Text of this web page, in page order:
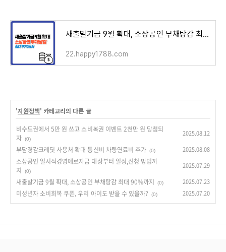
새출발기금 9월 확대, 소상공인 부채탕감 최대 90%까지
22.happy1788.com
'지원정책' 카테고리의 다른 글
비수도권에서 5만 원 쓰고 소비복권 이벤트 2천만 원 당첨되
자 (0)
2025.08.12
부담경감크레딧 사용처 확대 통신비 차량연료비 추가 (0) 2025.08.08
소상공인 일시적경영애로자금 대상부터 일정,신청 방법까
지
(0)
2025.07.29
새출발기금 9월 확대, 소상공인 부채탕감 최대 90%까지 (0) 2025.07.23
미성년자 소비회복 쿠폰, 우리 아이도 받을 수 있을까? (0) 2025.07.20